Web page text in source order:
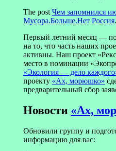
The post Чем запомнился
Мусора.Больше.Нет Россия.
Первый летний месяц —
на то, что часть наших
активны. Наш проект
место в номинации
«Экология — дело
проекту «Ах, морюшко»
предварительный сбор
Новости «Ах,
Обновили группу и
информацию для вас: